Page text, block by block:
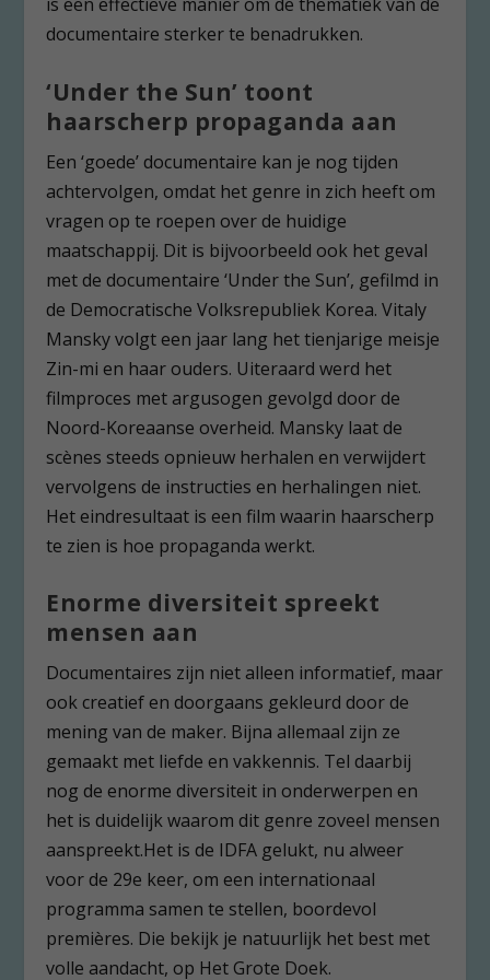
documentaire sterker te benadrukken.
‘Under the Sun’ toont
haarscherp propaganda aan
Een ‘goede’ documentaire kan je nog tijden
achtervolgen, omdat het genre in zich heeft om
vragen op te roepen over de huidige
maatschappij. Dit is bijvoorbeeld ook het geval
met de documentaire ‘Under the Sun’, gefilmd in
de Democratische Volksrepubliek Korea. Vitaly
Mansky volgt een jaar lang het tienjarige meisje
Zin-mi en haar ouders. Uiteraard werd het
filmproces met argusogen gevolgd door de
Noord-Koreaanse overheid. Mansky laat de
scènes steeds opnieuw herhalen en verwijdert
vervolgens de instructies en herhalingen niet.
Het eindresultaat is een film waarin haarscherp
te zien is hoe propaganda werkt.
Enorme diversiteit spreekt
mensen aan
Documentaires zijn niet alleen informatief, maar
ook creatief en doorgaans gekleurd door de
mening van de maker. Bijna allemaal zijn ze
gemaakt met liefde en vakkennis. Tel daarbij
nog de enorme diversiteit in onderwerpen en
het is duidelijk waarom dit genre zoveel mensen
aanspreekt.Het is de IDFA gelukt, nu alweer
voor de 29e keer, om een internationaal
programma samen te stellen, boordevol
premières. Die bekijk je natuurlijk het best met
volle aandacht, op Het Grote Doek.